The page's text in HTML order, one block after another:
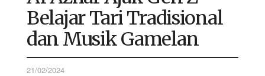
Belajar Tari Tradisional
dan Musik Gamelan
21/02/2024